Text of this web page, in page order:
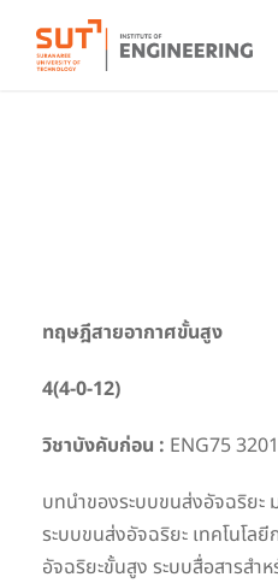
ทฤษฎีสายอากาศขั้นสูง
4(4-0-12)
วิชาบังคับก่อน : ENG75
บทนำของระบบขนส่งอัจฉริยะ
ระบบขนส่งอัจฉริยะ เทคโนโล
อัจฉริยะขั้นสูง ระบบสื่อสารสำ